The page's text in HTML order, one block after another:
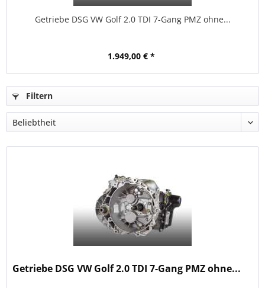
Getriebe DSG VW Golf 2.0 TDI 7-Gang PMZ ohne...
1.949,00 € *
Filtern
Getriebe DSG VW Golf 2.0 TDI 7-Gang PMZ ohne...